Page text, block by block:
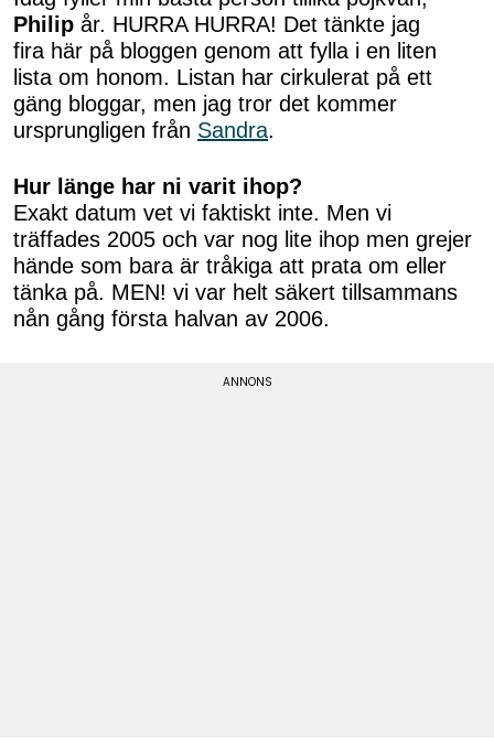
Philip år. HURRA HURRA! Det tänkte jag
fira här på bloggen genom att fylla i en liten
lista om honom. Listan har cirkulerat på ett
gäng bloggar, men jag tror det kommer
ursprungligen från Sandra.
Hur länge har ni varit ihop?
Exakt datum vet vi faktiskt inte. Men vi
träffades 2005 och var nog lite ihop men grejer
hände som bara är tråkiga att prata om eller
tänka på. MEN! vi var helt säkert tillsammans
nån gång första halvan av 2006.